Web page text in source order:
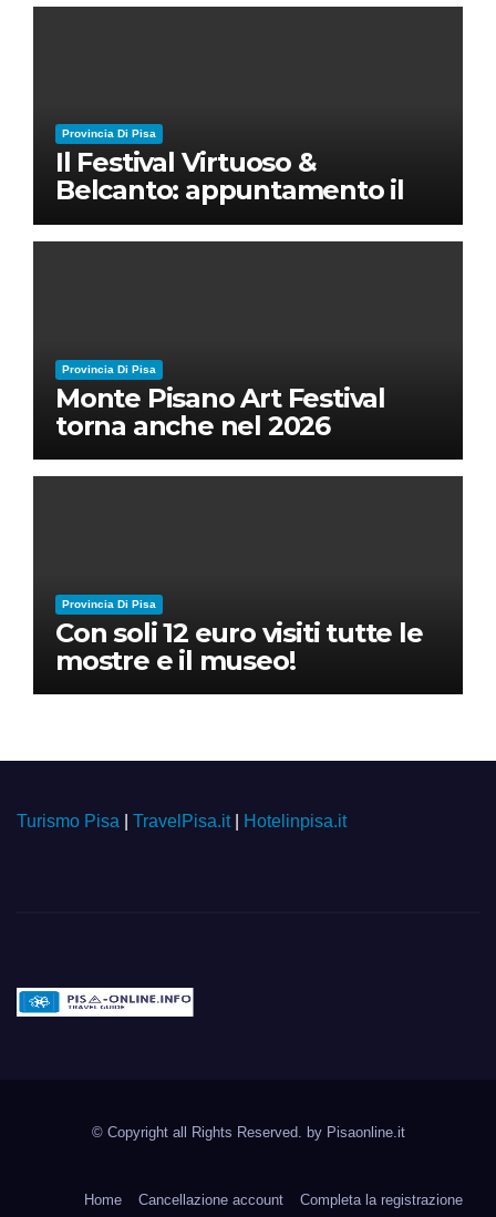
Provincia Di Pisa
Il Festival Virtuoso &
Belcanto: appuntamento il
28 luglio a Palazzo Blu con
Ruben Micieli
Provincia Di Pisa
Monte Pisano Art Festival
torna anche nel 2026
Provincia Di Pisa
Con soli 12 euro visiti tutte le
mostre e il museo!
Turismo Pisa TravelPisa.it| Hotelinpisa.it
© Copyright all Rights Reserved. by Pisaonline.it
Home Cancellazione account Completa la registrazione